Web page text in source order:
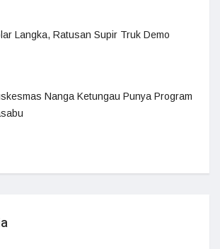
Langka, Ratusan Supir Truk Demo
Nanga Ketungau Punya Program